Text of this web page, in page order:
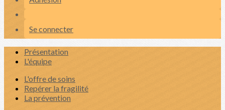
Se connecter
Présentation
L'équipe
L'offre de soins
Repérer la fragilité
La prévention